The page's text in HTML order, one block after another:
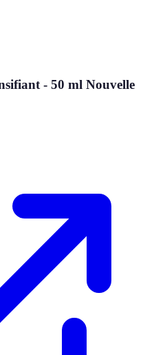
- 50 ml Nouvelle